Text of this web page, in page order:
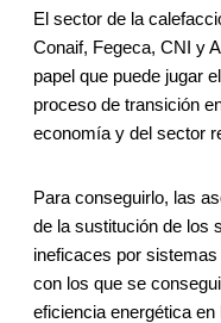
El sector de la
Conaif, Fegeca, CNI y
papel que puede jugar
proceso de transición
economía y del sector
Para conseguirlo, las
de la sustitución de los
ineficaces por
con los que se
eficiencia energética